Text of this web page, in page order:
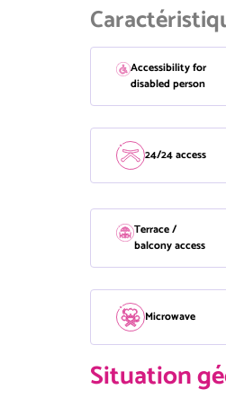
Accessibility for
disabled person
24/24 access
Terrace /
balcony access
Microwave
Situation